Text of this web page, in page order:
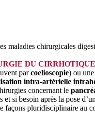
maladies chirurgicales
DU CIRRHOTIQUE
parcoelioscopie) ou une
intra-artérielle
concernant le
si besoin après la pose d’un
façons pluridisciplinaire au